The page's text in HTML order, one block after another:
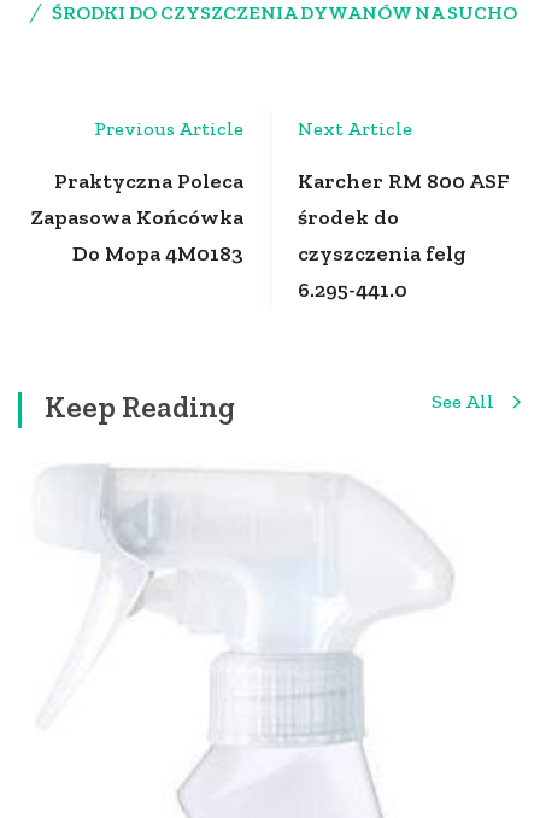
ŚRODKI DO CZYSZCZENIA DYWANÓW NA SUCHO
Previous Article
Praktyczna Poleca
Zapasowa Końcówka
Do Mopa 4M0183
Next Article
Karcher RM 800 ASF
środek do
czyszczenia felg
6.295-441.0
Keep Reading See All